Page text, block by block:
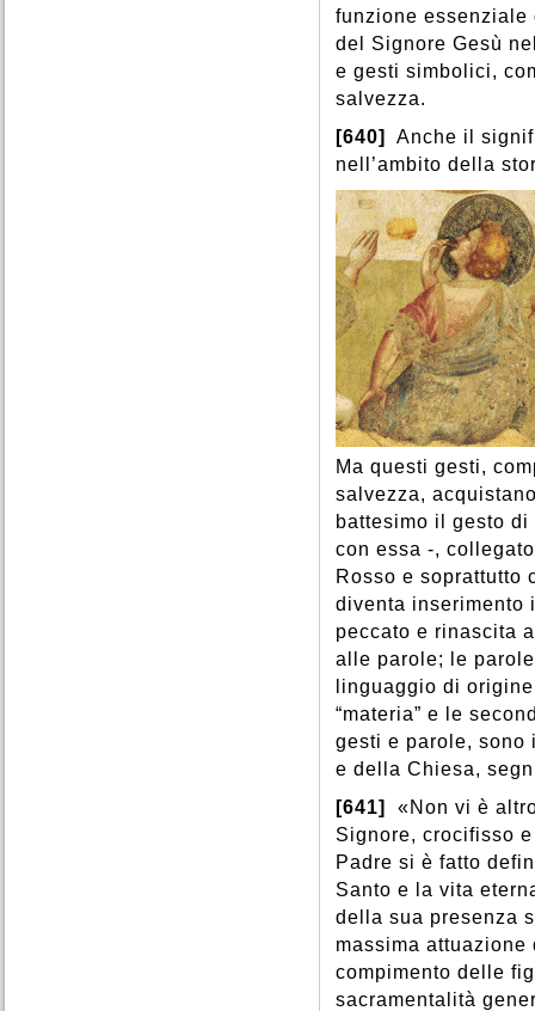
funzione
del Signore Gesù
e gesti simbolici,
salvezza.
[640]
Anche il
nell’ambito della
Ma questi gesti,
salvezza,
battesimo il gesto di
con essa -,
Rosso e soprattutto
diventa inserimento
peccato e rinascita
alle parole; le
linguaggio di
“materia” e le
gesti e parole, sono
e della Chiesa,
[641]
«Non vi è
Signore, crocifisso
Padre si è fatto
Santo e la vita
della sua presenza
massima
compimento delle
sacramentalità